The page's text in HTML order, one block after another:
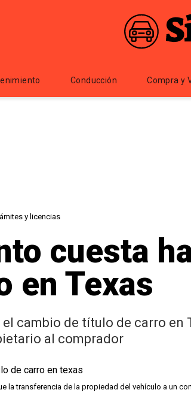
Conducción Compra y
y licencias
cuesta
en Texas
el cambio de título de carro en
al comprador
la transferencia de la propiedad del vehículo a un